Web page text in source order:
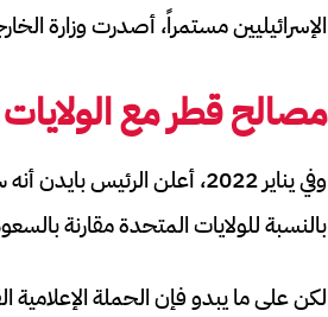
الإسرائيليين مستمراً، أصدرت وزارة
مصالح قطر مع
وفي يناير 2022، أعلن
بالنسبة للولايات المتحدة مقارنة
لكن على ما يبدو فإن الحملة الإعلامية